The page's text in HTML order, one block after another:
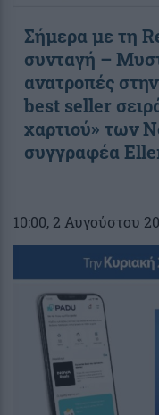
Σήμερα με τη
συνταγή –
ανατροπές
best seller
χαρτιού» των
συγγραφέα
10:00, 2 Αυγούστου